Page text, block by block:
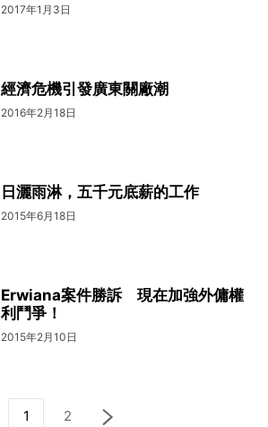
2017年1月3日
經濟危機引發廣東關廠潮
2016年2月18日
日灑雨淋，五千元底薪的工作
2015年6月18日
Erwiana案件勝訴 現在加強外傭權
利鬥爭！
2015年2月10日
1 2